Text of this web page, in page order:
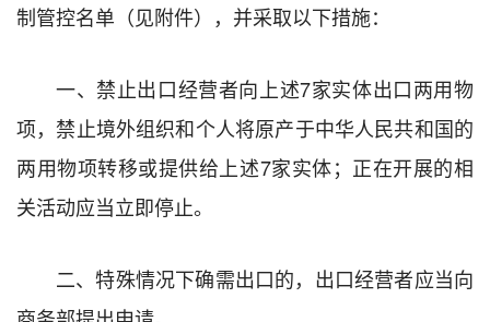
制管控名单（见附件），并采取以下措施：
一、禁止出口经营者向上述7家实体出口两用物
项，禁止境外组织和个人将原产于中华人民共和国的
两用物项转移或提供给上述7家实体；正在开展的相
关活动应当立即停止。
二、特殊情况下确需出口的，出口经营者应当向